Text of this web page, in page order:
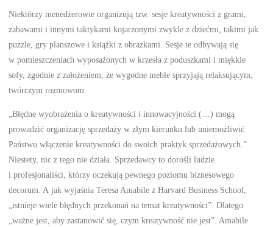
Niektórzy menedżerowie organizują tzw. sesje kreatywności z grami,
zabawami i innymi taktykami kojarzonymi zwykle z dziećmi, takimi jak
puzzle, gry planszowe i książki z obrazkami. Sesje te odbywają się
w pomieszczeniach wyposażonych w krzesła z poduszkami i miękkie
sofy, zgodnie z założeniem, że wygodne meble sprzyjają relaksującym,
twórczym rozmowom.
„Błędne wyobrażenia o kreatywności i innowacyjności (…) mogą
prowadzić organizację sprzedaży w złym kierunku lub uniemożliwić
Państwu włączenie kreatywności do swoich praktyk sprzedażowych.”
Niestety, nic z tego nie działa. Sprzedawcy to dorośli ludzie
i profesjonaliści, którzy oczekują pewnego poziomu biznesowego
decorum. A jak wyjaśnia Teresa Amabile z Harvard Business School,
„istnieje wiele błędnych przekonań na temat kreatywności”. Dlatego
„ważne jest, aby zastanowić się, czym kreatywność nie jest”. Amabile